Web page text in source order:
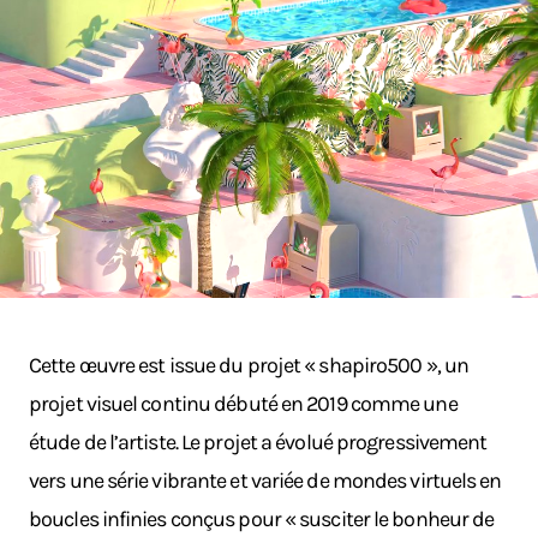
Cette œuvre est issue du projet « shapiro500 », un
projet visuel continu débuté en 2019 comme une
étude de l’artiste. Le projet a évolué progressivement
vers une série vibrante et variée de mondes virtuels en
boucles infinies conçus pour « susciter le bonheur de